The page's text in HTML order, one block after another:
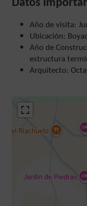
Datos
Año de visita:
Ubicación:
Año de
estructura
Arquitecto: